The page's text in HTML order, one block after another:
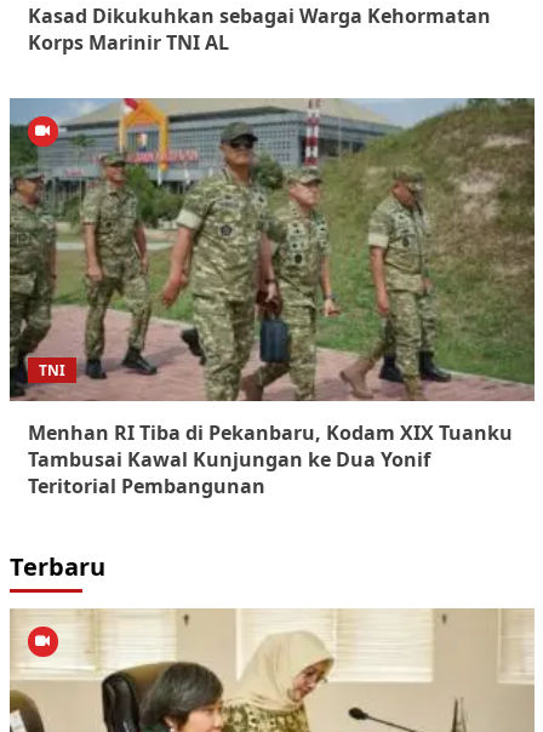
Kasad Dikukuhkan sebagai Warga Kehormatan
Korps Marinir TNI AL
TNI
Menhan RI Tiba di Pekanbaru, Kodam XIX Tuanku
Tambusai Kawal Kunjungan ke Dua Yonif
Teritorial Pembangunan
Terbaru